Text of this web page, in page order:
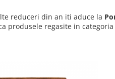
reduceri din an iti aduce la
produsele regasite in categoria